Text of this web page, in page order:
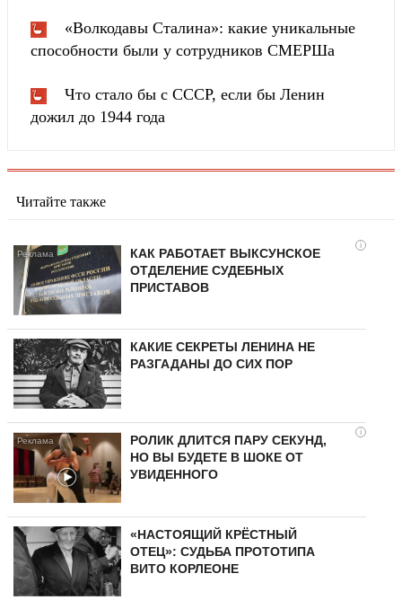
«Волкодавы Сталина»: какие уникальные
способности были у сотрудников СМЕРШа
Что стало бы с СССР, если бы Ленин
дожил до 1944 года
Читайте также
i
КАК РАБОТАЕТ ВЫКСУНСКОЕ
ОТДЕЛЕНИЕ СУДЕБНЫХ
ПРИСТАВОВ
КАКИЕ СЕКРЕТЫ ЛЕНИНА НЕ
РАЗГАДАНЫ ДО СИХ ПОР
i
РОЛИК ДЛИТСЯ ПАРУ СЕКУНД,
НО ВЫ БУДЕТЕ В ШОКЕ ОТ
УВИДЕННОГО
«НАСТОЯЩИЙ КРЁСТНЫЙ
ОТЕЦ»: СУДЬБА ПРОТОТИПА
ВИТО КОРЛЕОНЕ